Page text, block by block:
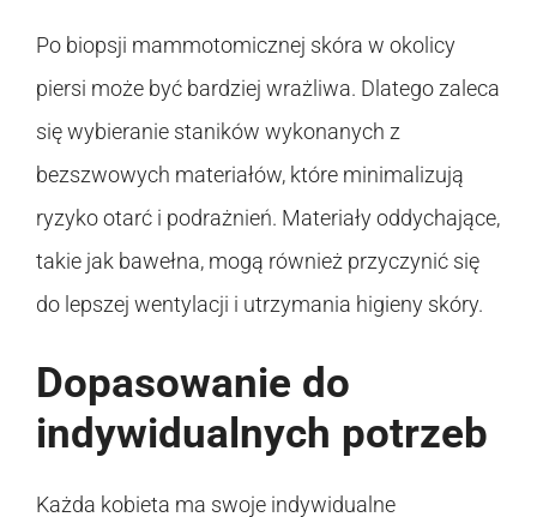
Po biopsji mammotomicznej skóra w okolicy
piersi może być bardziej wrażliwa. Dlatego zaleca
się wybieranie staników wykonanych z
bezszwowych materiałów, które minimalizują
ryzyko otarć i podrażnień. Materiały oddychające,
takie jak bawełna, mogą również przyczynić się
do lepszej wentylacji i utrzymania higieny skóry.
Dopasowanie do
indywidualnych potrzeb
Każda kobieta ma swoje indywidualne